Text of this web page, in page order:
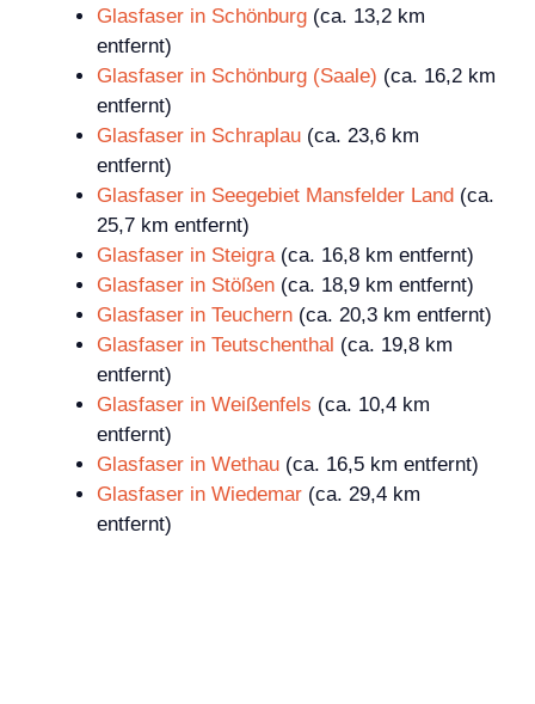
Glasfaser in Schönburg (ca. 13,2 km
entfernt)
Glasfaser in Schönburg (Saale) (ca. 16,2 km
entfernt)
Glasfaser in Schraplau (ca. 23,6 km
entfernt)
Glasfaser in Seegebiet Mansfelder Land (ca.
25,7 km entfernt)
Glasfaser in Steigra(ca. 16,8 km entfernt)
Glasfaser in Stößen (ca. 18,9 km entfernt)
Glasfaser in Teuchern (ca. 20,3 km entfernt)
Glasfaser in Teutschenthal (ca. 19,8 km
entfernt)
Glasfaser in Weißenfels (ca. 10,4 km
entfernt)
Glasfaser in Wethau (ca. 16,5 km entfernt)
Glasfaser in Wiedemar (ca. 29,4 km
entfernt)